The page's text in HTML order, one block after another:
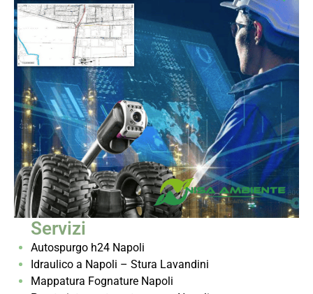
Servizi
Autospurgo h24 Napoli
Idraulico a Napoli – Stura Lavandini
Mappatura Fognature Napoli